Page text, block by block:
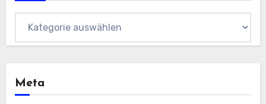
Meta